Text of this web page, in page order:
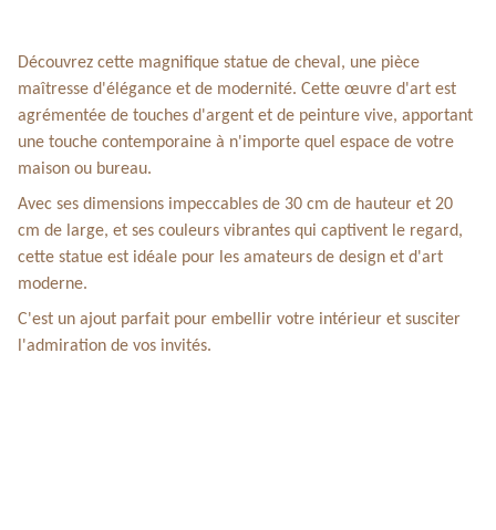
Découvrez cette magnifique statue de cheval, une pièce
maîtresse d'élégance et de modernité. Cette œuvre d'art est
agrémentée de touches d'argent et de peinture vive, apportant
une touche contemporaine à n'importe quel espace de votre
maison ou bureau.
Avec ses dimensions impeccables de 30 cm de hauteur et 20
cm de large, et ses couleurs vibrantes qui captivent le regard,
cette statue est idéale pour les amateurs de design et d'art
moderne.
C'est un ajout parfait pour embellir votre intérieur et susciter
l'admiration de vos invités.